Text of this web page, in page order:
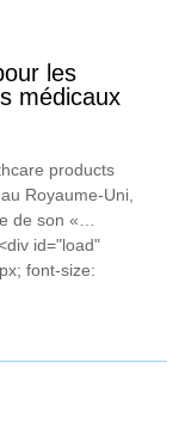
les
médicaux
products
Royaume-Uni,
de son «…
id="load"
font-size: